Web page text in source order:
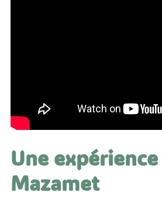
Une
Mazamet